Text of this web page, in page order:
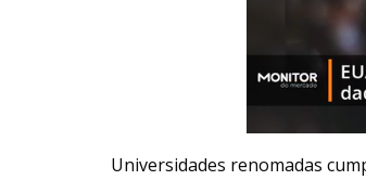
Universidades renomadas